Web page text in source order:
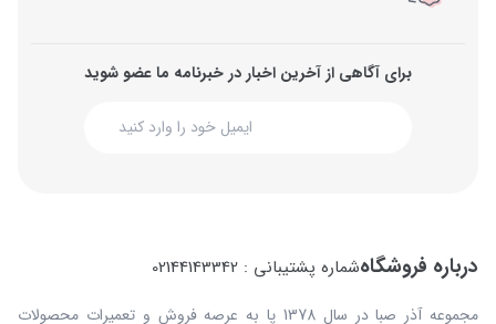
برای آگاهی از آخرین اخبار در خبرنامه ما عضو شوید
درباره فروشگاهشماره پشتیبانی : 02144143342
مجموعه آذر صبا در سال 1378 پا به عرصه فروش و تعمیرات محصولات